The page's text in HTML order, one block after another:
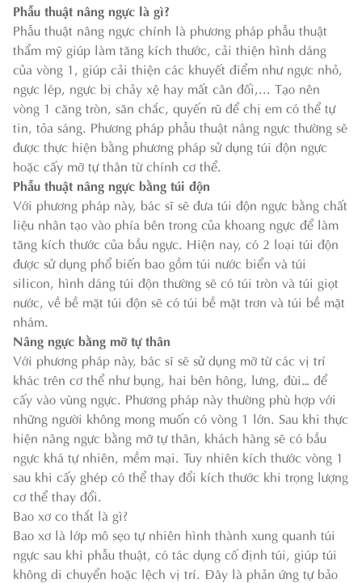
Phẫu thuật nâng ngực là gì?
Phẫu thuật nâng ngực chính là phương pháp phẫu thuật
thẩm mỹ giúp làm tăng kích thước, cải thiện hình dáng
của vòng 1, giúp cải thiện các khuyết điểm như ngực nhỏ,
ngực lép, ngực bị chảy xệ hay mất cân đối,... Tạo nên
vòng 1 căng tròn, săn chắc, quyến rũ để chị em có thể tự
tin, tỏa sáng. Phương pháp phẫu thuật nâng ngực thường sẽ
được thực hiện bằng phương pháp sử dụng túi độn ngực
hoặc cấy mỡ tự thân từ chính cơ thể.
Phẫu thuật nâng ngực bằng túi độn
Với phương pháp này, bác sĩ sẽ đưa túi độn ngực bằng chất
liệu nhân tạo vào phía bên trong của khoang ngực để làm
tăng kích thước của bầu ngực. Hiện nay, có 2 loại túi độn
được sử dụng phổ biến bao gồm túi nước biển và túi
silicon, hình dáng túi độn thường sẽ có túi tròn và túi giọt
nước, về bề mặt túi độn sẽ có túi bề mặt trơn và túi bề mặt
nhám.
Nâng ngực bằng mỡ tự thân
Với phương pháp này, bác sĩ sẽ sử dụng mỡ từ các vị trí
khác trên cơ thể như bụng, hai bên hông, lưng, đùi… để
cấy vào vùng ngực. Phương pháp này thường phù hợp với
những người không mong muốn có vòng 1 lớn. Sau khi thực
hiện nâng ngực bằng mỡ tự thân, khách hàng sẽ có bầu
ngực khá tự nhiên, mềm mại. Tuy nhiên kích thước vòng 1
sau khi cấy ghép có thể thay đổi kích thước khi trọng lượng
cơ thể thay đổi.
Bao xơ co thắt là gì?
Bao xơ là lớp mô sẹo tự nhiên hình thành xung quanh túi
ngực sau khi phẫu thuật, có tác dụng cố định túi, giúp túi
không di chuyển hoặc lệch vị trí. Đây là phản ứng tự bảo